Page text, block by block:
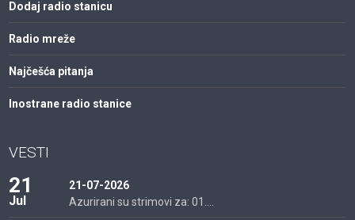
Dodaj radio stanicu
Radio mreže
Najčešća pitanja
Inostrane radio stanice
VESTI
21
Jul
21-07-2026
Azurirani su strimovi za: 01....